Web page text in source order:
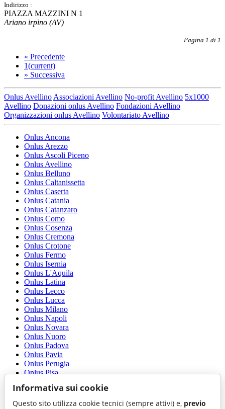
Indirizzo :
PIAZZA MAZZINI N 1
Ariano irpino (AV)
Pagina 1 di 1
« Precedente
1(current)
» Successiva
Onlus Avellino Associazioni Avellino No-profit Avellino 5x1000
Avellino Donazioni onlus Avellino Fondazioni Avellino
Organizzazioni onlus Avellino Volontariato Avellino
Onlus Ancona
Onlus Arezzo
Onlus Ascoli Piceno
Onlus Avellino
Onlus Belluno
Onlus Caltanissetta
Onlus Caserta
Onlus Catania
Onlus Catanzaro
Onlus Como
Onlus Cosenza
Onlus Cremona
Onlus Crotone
Onlus Fermo
Onlus Isernia
Onlus L'Aquila
Onlus Latina
Onlus Lecco
Onlus Lucca
Onlus Milano
Onlus Napoli
Onlus Novara
Onlus Nuoro
Onlus Padova
Onlus Pavia
Onlus Perugia
Onlus Pisa
Onlus Ravenna
Onlus Reggio di Calabria
Informativa sui cookie
Questo sito utilizza cookie tecnici (sempre attivi) e, previo